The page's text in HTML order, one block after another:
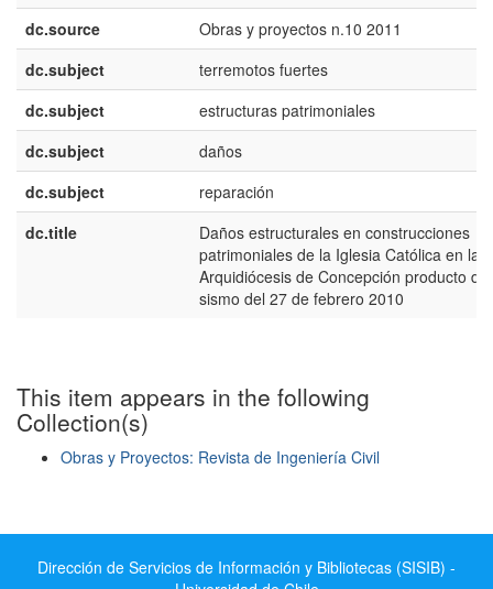
dc.source
Obras y proyectos n.10 2011
dc.subject
terremotos fuertes
dc.subject
estructuras patrimoniales
dc.subject
daños
dc.subject
reparación
dc.title
Daños estructurales en construcciones
patrimoniales de la Iglesia Católica en la
Arquidiócesis de Concepción producto del
sismo del 27 de febrero 2010
This item appears in the following
Collection(s)
Obras y Proyectos: Revista de Ingeniería Civil
Dirección de Servicios de Información y Bibliotecas (SISIB) -